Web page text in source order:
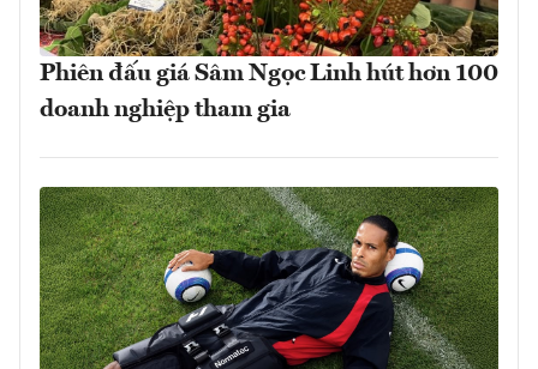
Phiên đấu giá Sâm Ngọc Linh hút hơn 100
doanh nghiệp tham gia